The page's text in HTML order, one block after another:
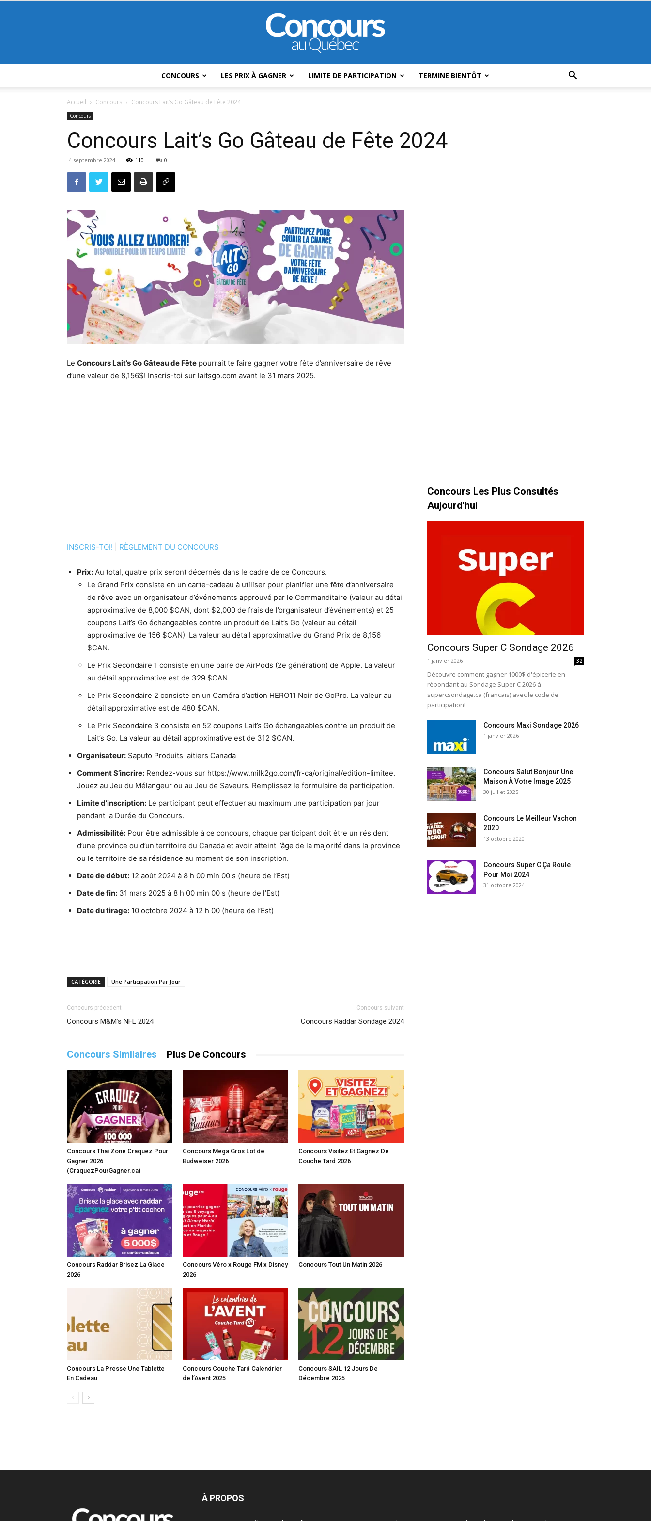
Au
Québec
CONCOURS LES PRIX À GAGNER LIMITE DE PARTICIPATION TERMINE BIENTÔT
Accueil Concours Concours Lait’s Go Gâteau de Fête 2024
Concours
Concours Lait’s Go Gâteau de Fête 2024
4 septembre 2024 110 0
Le Concours Lait’s Go Gâteau de Fête pourrait te faire gagner votre fête d’anniversaire de rêve
d’une valeur de 8,156$! Inscris-toi sur laitsgo.com avant le 31 mars 2025.
INSCRIS-TOI! RÈGLEMENT DU CONCOURS
Prix: Au total, quatre prix seront décernés dans le cadre de ce Concours.
Le Grand Prix consiste en un carte-cadeau à utiliser pour planifier une fête d’anniversaire
de rêve avec un organisateur d’événements approuvé par le Commanditaire (valeur au détail
approximative de 8,000 $CAN, dont $2,000 de frais de l’organisateur d’événements) et 25
coupons Lait’s Go échangeables contre un produit de Lait’s Go (valeur au détail
approximative de 156 $CAN). La valeur au détail approximative du Grand Prix de 8,156
$CAN.
Le Prix Secondaire 1 consiste en une paire de AirPods (2e génération) de Apple. La valeur
au détail approximative est de 329 $CAN.
Le Prix Secondaire 2 consiste en un Caméra d’action HERO11 Noir de GoPro. La valeur au
détail approximative est de 480 $CAN.
Le Prix Secondaire 3 consiste en 52 coupons Lait’s Go échangeables contre un produit de
Lait’s Go. La valeur au détail approximative est de 312 $CAN.
Organisateur: Saputo Produits laitiers Canada
Comment S’incrire: Rendez-vous sur https://www.milk2go.com/fr-ca/original/edition-limitee.
Jouez au Jeu du Mélangeur ou au Jeu de Saveurs. Remplissez le formulaire de participation.
Limite d’inscription: Le participant peut effectuer au maximum une participation par jour
pendant la Durée du Concours.
Admissibilité: Pour être admissible à ce concours, chaque participant doit être un résident
d’une province ou d’un territoire du Canada et avoir atteint l’âge de la majorité dans la province
ou le territoire de sa résidence au moment de son inscription.
Date de début: 12 août 2024 à 8 h 00 min 00 s (heure de l’Est)
Date de fin: 31 mars 2025 à 8 h 00 min 00 s (heure de l’Est)
Date du tirage: 10 octobre 2024 à 12 h 00 (heure de l’Est)
CATÉGORIE Une Participation Par Jour
Concours précédent
Concours M&M’s NFL 2024
Concours suivant
Concours Raddar Sondage 2024
Concours Similaires Plus De Concours
Concours Thai Zone Craquez Pour
Gagner 2026
(CraquezPourGagner.ca)
Concours Mega Gros Lot de
Budweiser 2026
Concours Visitez Et Gagnez De
Couche Tard 2026
Concours Raddar Brisez La Glace
2026
Concours Véro x Rouge FM x Disney
2026
Concours Tout Un Matin 2026
Concours La Presse Une Tablette
En Cadeau
Concours Couche Tard Calendrier
de l’Avent 2025
Concours SAIL 12 Jours De
Décembre 2025
Concours Les Plus Consultés
Aujourd'hui
Concours Super C Sondage 2026
1 janvier 2026 32
Découvre comment gagner 1000$ d'épicerie en
répondant au Sondage Super C 2026 à
supercsondage.ca (francais) avec le code de
participation!
Concours Maxi Sondage 2026
1 janvier 2026
Concours Salut Bonjour Une
Maison À Votre Image 2025
30 juillet 2025
Concours Le Meilleur Vachon
2020
13 octobre 2020
Concours Super C Ça Roule
Pour Moi 2024
31 octobre 2024
À PROPOS